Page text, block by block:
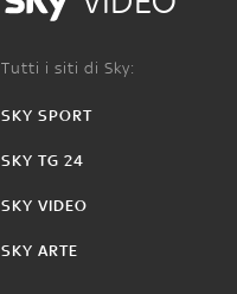
Tutti i siti di Sky:
SKY SPORT
SKY TG 24
SKY VIDEO
SKY ARTE